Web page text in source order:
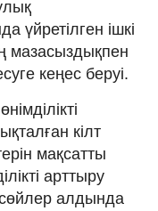
үйретілген ішкі
мазасыздықпен
кеңес беруі.
кілт
мақсатты
арттыру
алдында